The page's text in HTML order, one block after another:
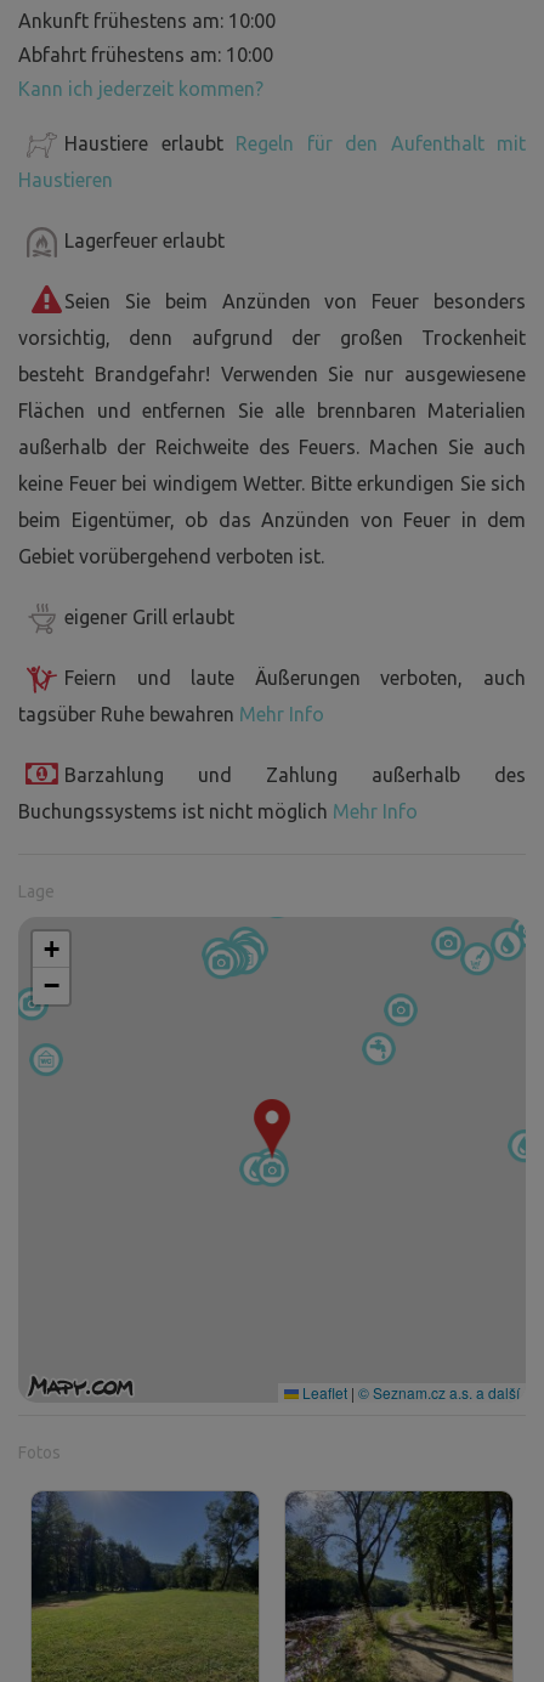
Ankunft frühestens am: 10:00
Abfahrt frühestens am: 10:00
Kann ich jederzeit kommen?
Haustiere erlaubt Regeln für den Aufenthalt mit
Haustieren
Lagerfeuer erlaubt
Seien Sie beim Anzünden von Feuer besonders
vorsichtig, denn aufgrund der großen Trockenheit
besteht Brandgefahr! Verwenden Sie nur ausgewiesene
Flächen und entfernen Sie alle brennbaren Materialien
außerhalb der Reichweite des Feuers. Machen Sie auch
keine Feuer bei windigem Wetter. Bitte erkundigen Sie sich
beim Eigentümer, ob das Anzünden von Feuer in dem
Gebiet vorübergehend verboten ist.
eigener Grill erlaubt
Feiern und laute Äußerungen verboten, auch
tagsüber Ruhe bewahren Mehr Info
Barzahlung und Zahlung außerhalb des
Buchungssystems ist nicht möglich Mehr Info
Lage
+
−
Leaflet | © Seznam.cz a.s. a další
Fotos